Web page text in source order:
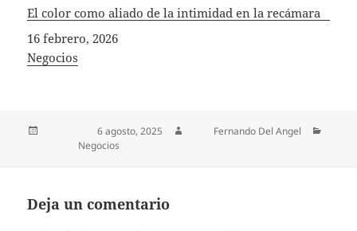
El color como aliado de la intimidad en la recámara
Fecha
16 febrero, 2026
In relation to
Negocios
Publicado el6 agosto, 2025
Fernando Del Angel
Negocios
Deja un comentario